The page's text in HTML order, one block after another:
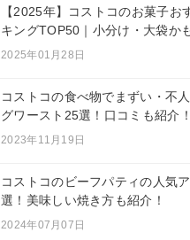
【2025年】コストコのお菓子お
キングTOP50｜小分け・大袋か
2025年01月28日
コストコの食べ物でまずい・不
グワースト25選！口コミも紹介！
2023年11月19日
コストコのビーフパティの人気
選！美味しい焼き方も紹介！
2024年07月07日